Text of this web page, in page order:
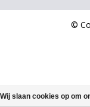
©
Wij slaan cookies op om